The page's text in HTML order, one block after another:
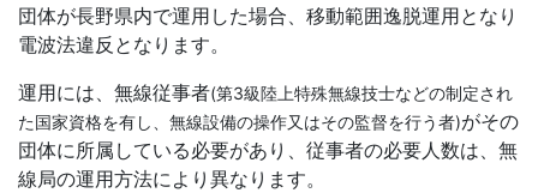
団体が長野県内で運用した場合、移動範囲逸脱運用となり
電波法違反となります。
運用には、無線従事者(第3級陸上特殊無線技士などの制定され
た国家資格を有し、無線設備の操作又はその監督を行う者)がその
団体に所属している必要があり、従事者の必要人数は、無
線局の運用方法により異なります。